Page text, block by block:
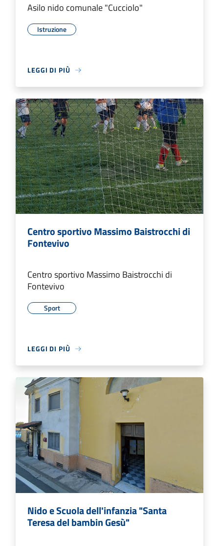
Asilo nido comunale "Cucciolo"
Istruzione
LEGGI DI PIÙ
Centro sportivo Massimo Baistrocchi di
Fontevivo
Centro sportivo Massimo Baistrocchi di
Fontevivo
Sport
LEGGI DI PIÙ
Nido e Scuola dell'infanzia "Santa
Teresa del bambin Gesù"